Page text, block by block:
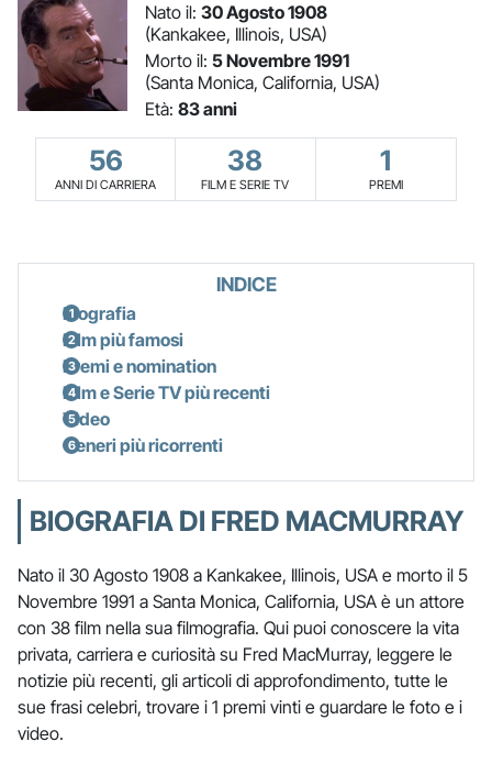
Nato il: 30 Agosto 1908
(Kankakee, Illinois, USA)
Morto il: 5 Novembre 1991
(Santa Monica, California, USA)
Età: 83 anni
56
ANNI DI CARRIERA
38
FILM E SERIE TV
1
PREMI
INDICE
Biografia
Film più famosi
Premi e nomination
Film e Serie TV più recenti
Video
Generi più ricorrenti
BIOGRAFIA DI FRED MACMURRAY
Nato il 30 Agosto 1908 a Kankakee, Illinois, USA e morto il 5
Novembre 1991 a Santa Monica, California, USA è un attore
con 38 film nella sua filmografia. Qui puoi conoscere la vita
privata, carriera e curiosità su Fred MacMurray, leggere le
notizie più recenti, gli articoli di approfondimento, tutte le
sue frasi celebri, trovare i 1 premi vinti e guardare le foto e i
video.